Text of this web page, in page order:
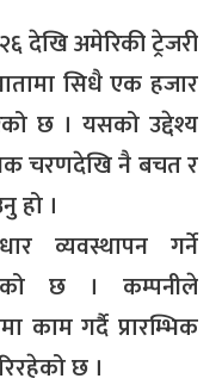
देखि अमेरिकी ट्रेजरी
सिधै एक हजार
छ । यसको उद्देश्य
चरणदेखि नै बचत र
हो ।
व्यवस्थापन गर्ने
छ । कम्पनीले
काम गर्दै प्रारम्भिक
छ ।